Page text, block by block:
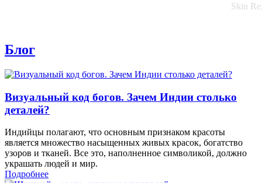
Skin
Блог
Визуальный код богов. Зачем Индии столько
деталей?
Индийцы полагают, что основным признаком красоты
является множество насыщенных живых красок, богатство
узоров и тканей. Все это, наполненное символикой, должно
украшать людей и мир.
Подробнее